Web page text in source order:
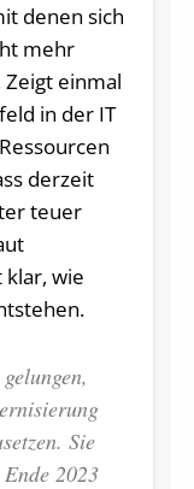
denen sich
mehr
einmal
in der IT
derzeit
teuer
klar, wie
Sie
2023